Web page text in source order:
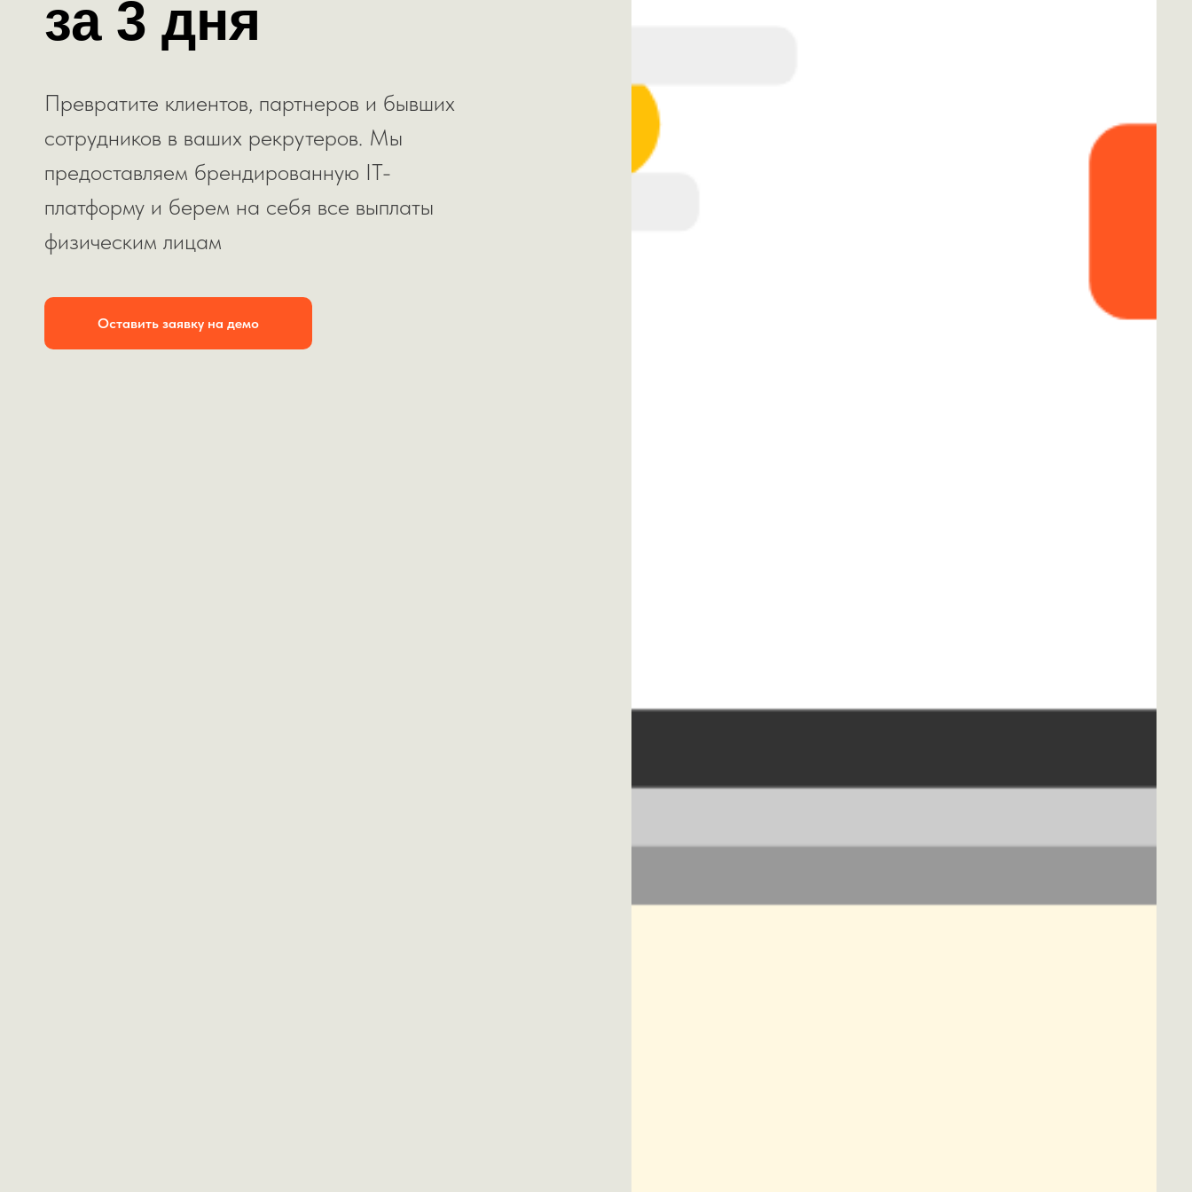
за 3 дня
Превратите клиентов, партнеров и бывших
сотрудников в ваших рекрутеров. Мы
предоставляем брендированную IT-
платформу и берем на себя все выплаты
физическим лицам
Оставить заявку на демо